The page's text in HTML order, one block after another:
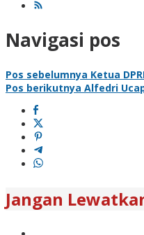
Navigasi pos
Pos sebelumnya Ketua
Pos berikutnya Alfedri
Jangan